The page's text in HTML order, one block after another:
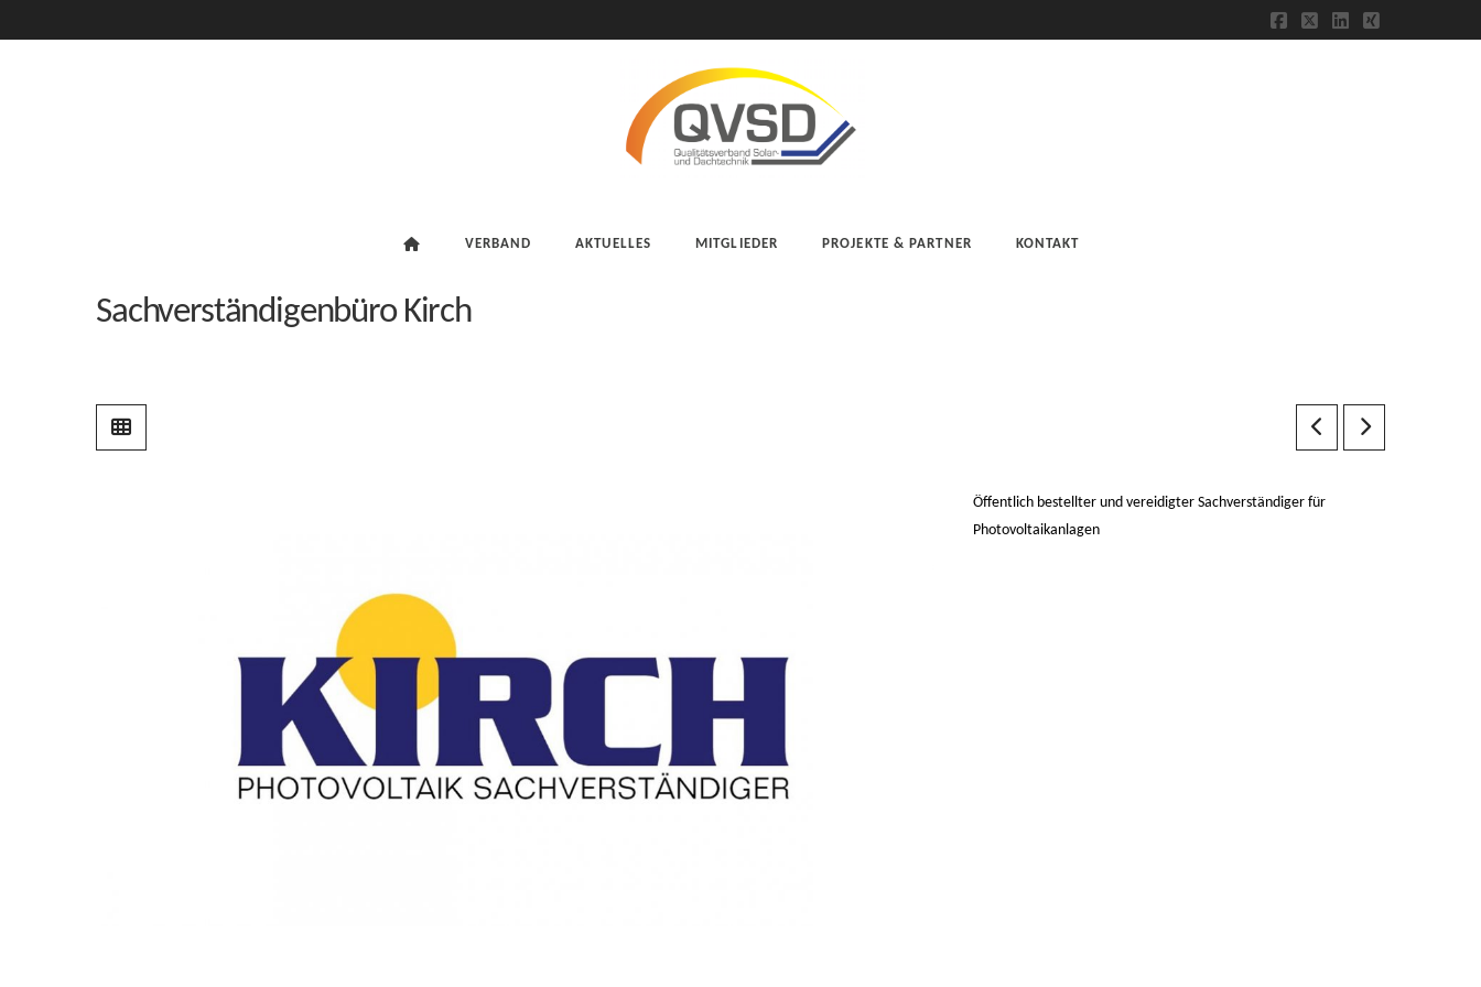
Facebook
X LinkedIn
XING
VERBAND AKTUELLES MITGLIEDER PROJEKTE & PARTNER KONTAKT
Sachverständigenbüro Kirch
Öffentlich bestellter und vereidigter Sachverständiger für
Photovoltaikanlagen